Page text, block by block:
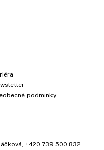
podmínky
, +420 739 500 832